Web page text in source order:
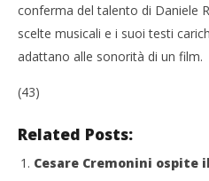
conferma del talento di Daniele
scelte musicali e i suoi testi
adattano alle sonorità di un film.
(43)
Related Posts:
Cesare Cremonini ospite